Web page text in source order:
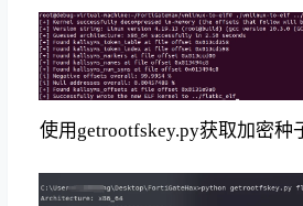
使用getrootfskey.py获取加密种